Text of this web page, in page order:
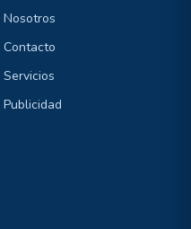
Nosotros
Contacto
Servicios
Publicidad